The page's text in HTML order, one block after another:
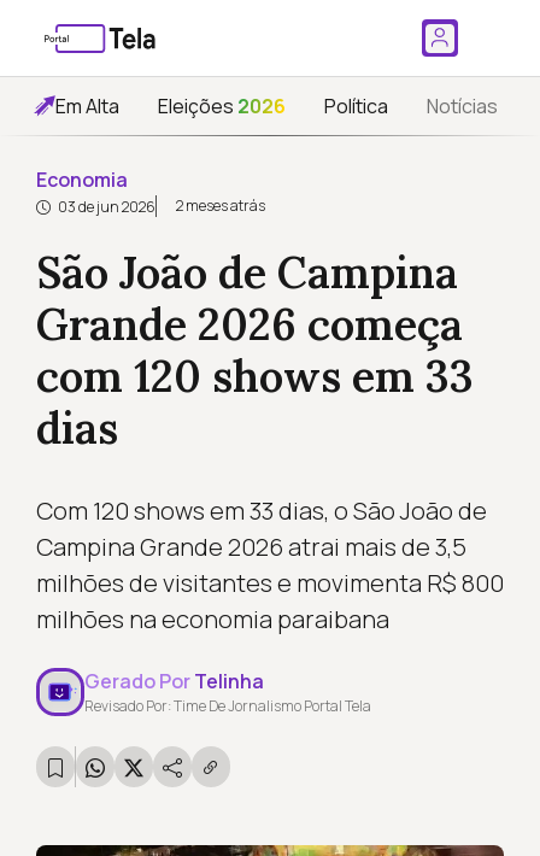
Em Alta Eleições 2026 Política Notícias
Economia
03 de jun 2026 2 meses atrás
São João de Campina
Grande 2026 começa
com 120 shows em 33
dias
Com 120 shows em 33 dias, o São João de
Campina Grande 2026 atrai mais de 3,5
milhões de visitantes e movimenta R$ 800
milhões na economia paraibana
Gerado PorTelinha
Revisado Por: Time De Jornalismo Portal Tela